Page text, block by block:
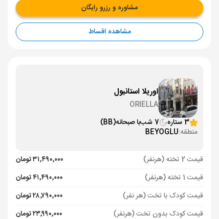
مشاوره و رزرو رایگان
مشاهده اقساط
اوریلا استانبول
ORIELLA
3 ستاره
7 شب با صبحانه(BB)
منطقه:BEYOGLU
قیمت 2 تخته (هرنفر)
۳۱٬۴۹۰٬۰۰۰ تومان
قیمت 1 تخته (هرنفر)
۴۱٬۴۹۰٬۰۰۰ تومان
قیمت کودک با تخت (هر نفر)
۲۸٬۷۹۰٬۰۰۰ تومان
قیمت کودک بدون تخت (هرنفر)
۲۳٬۹۹۰٬۰۰۰ تومان